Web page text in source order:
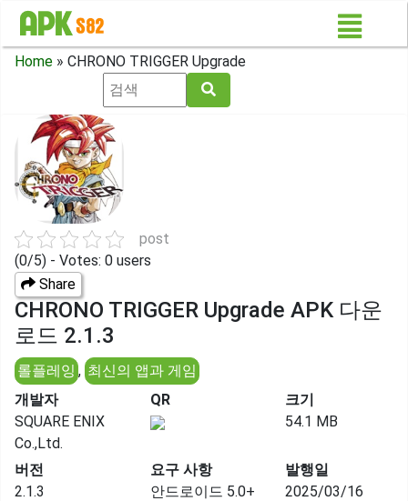
Home » CHRONO TRIGGER Upgrade
post
(0/5) - Votes: 0 users
Share
CHRONO TRIGGER Upgrade APK 다운
로드 2.1.3
롤플레잉 , 최신의 앱과 게임
개발자
SQUARE ENIX
Co.,Ltd.
QR
크기
54.1 MB
버전
2.1.3
요구 사항
안드로이드 5.0+
발행일
2025/03/16